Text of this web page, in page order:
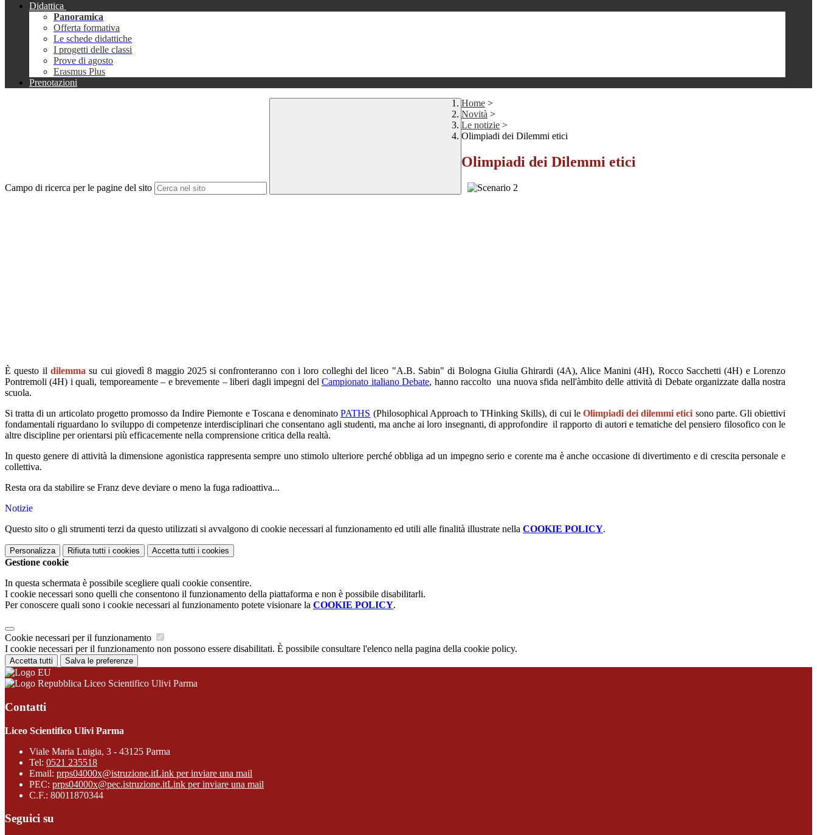
Didattica
Panoramica
Offerta formativa
Le schede didattiche
I progetti delle classi
Prove di agosto
Erasmus Plus
Prenotazioni
Campo di ricerca per le pagine del sito
Home >
Novità >
Le notizie >
Olimpiadi dei Dilemmi etici
Olimpiadi dei Dilemmi etici
È questo il dilemma su cui giovedì 8 maggio 2025 si confronteranno con i loro colleghi del liceo "A.B. Sabin" di Bologna Giulia Ghirardi (4A), Alice Manini (4H), Rocco Sacchetti (4H) e Lorenzo
Pontremoli (4H) i quali, temporeamente – e brevemente – liberi dagli impegni delCampionato italiano Debate, hanno raccolto una nuova sfida nell'àmbito delle attività di Debate organizzate dalla nostra
scuola.
Si tratta di un articolato progetto promosso da Indire Piemonte e Toscana e denominatoPATHS (Philosophical Approach to THinking Skills), di cui le Olimpiadi dei dilemmi etici sono parte. Gli obiettivi
fondamentali riguardano lo sviluppo di competenze interdisciplinari che consentano agli studenti, ma anche ai loro insegnanti, di approfondire il rapporto di autori e tematiche del pensiero filosofico con le
altre discipline per orientarsi più efficacemente nella comprensione critica della realtà.
In questo genere di attività la dimensione agonistica rappresenta sempre uno stimolo ulteriore perché obbliga ad un impegno serio e corente ma è anche occasione di divertimento e di crescita personale e
collettiva.
Resta ora da stabilire se Franz deve deviare o meno la fuga radioattiva...
Notizie
Questo sito o gli strumenti terzi da questo utilizzati si avvalgono di cookie necessari al funzionamento ed utili alle finalità illustrate nella COOKIE POLICY.
Personalizza Rifiuta tutti i cookies Accetta tutti i cookies
Gestione cookie
In questa schermata è possibile scegliere quali cookie consentire.
I cookie necessari sono quelli che consentono il funzionamento della piattaforma e non è possibile disabilitarli.
Per conoscere quali sono i cookie necessari al funzionamento potete visionare la COOKIE POLICY.
Cookie necessari per il funzionamento
I cookie necessari per il funzionamento non possono essere disabilitati. È possibile consultare l'elenco nella pagina della cookie policy.
Accetta tutti Salva le preferenze
Liceo Scientifico Ulivi Parma
Contatti
Liceo Scientifico Ulivi Parma
Viale Maria Luigia, 3 - 43125 Parma
Tel: 0521 235518
Email: prps04000x@istruzione.itLink per inviare una mail
PEC: prps04000x@pec.istruzione.itLink per inviare una mail
C.F.: 80011870344
Seguici su